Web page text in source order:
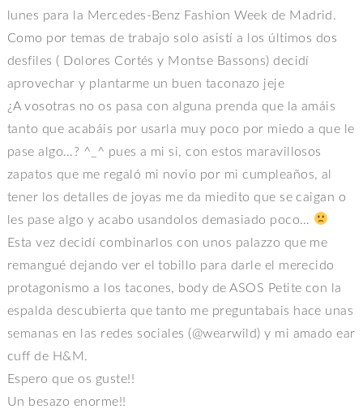
lunes para la Mercedes-Benz Fashion Week de Madrid.
Como por temas de trabajo solo asistí a los últimos dos
desfiles ( Dolores Cortés y Montse Bassons) decidí
aprovechar y plantarme un buen taconazo jeje
¿A vosotras no os pasa con alguna prenda que la amáis
tanto que acabáis por usarla muy poco por miedo a que le
pase algo…? ^_^ pues a mi si, con estos maravillosos
zapatos que me regaló mi novio por mi cumpleaños, al
tener los detalles de joyas me da miedito que se caigan o
les pase algo y acabo usandolos demasiado poco…
Esta vez decidí combinarlos con unos palazzo que me
remangué dejando ver el tobillo para darle el merecido
protagonismo a los tacones, body de ASOS Petite con la
espalda descubierta que tanto me preguntabais hace unas
semanas en las redes sociales (@wearwild) y mi amado ear
cuff de H&M.
Espero que os guste!!
Un besazo enorme!!